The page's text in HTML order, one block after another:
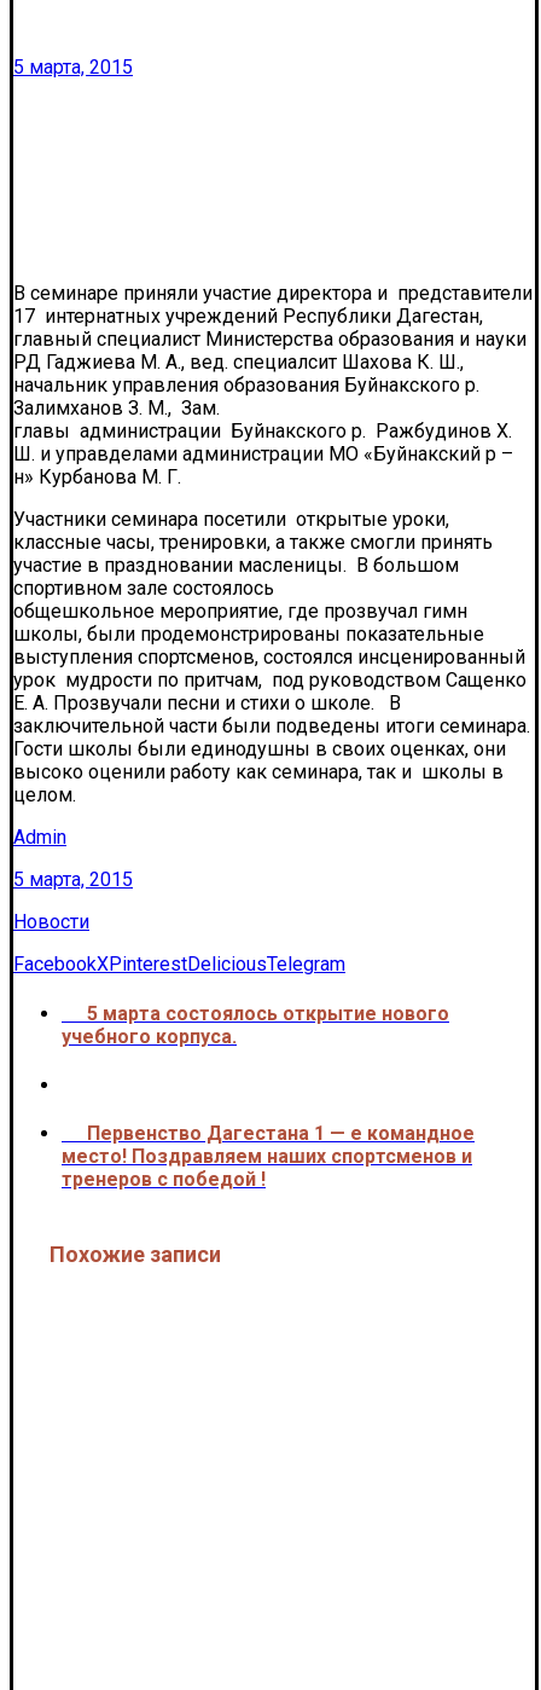
5 марта, 2015
В семинаре приняли участие директора и представители
17 интернатных учреждений Республики Дагестан,
главный специалист Министерства образования и науки
РД Гаджиева М. А., вед. специалсит Шахова К. Ш.,
начальник управления образования Буйнакского р.
Залимханов З. М., Зам.
главы администрации Буйнакского р. Ражбудинов Х.
Ш. и управделами администрации МО «Буйнакский р –
н» Курбанова М. Г.
Участники семинара посетили открытые уроки,
классные часы, тренировки, а также смогли принять
участие в праздновании масленицы. В большом
спортивном зале состоялось
общешкольное мероприятие, где прозвучал гимн
школы, были продемонстрированы показательные
выступления спортсменов, состоялся инсценированный
урок мудрости по притчам, под руководством Сащенко
Е. А. Прозвучали песни и стихи о школе. В
заключительной части были подведены итоги семинара.
Гости школы были единодушны в своих оценках, они
высоко оценили работу как семинара, так и школы в
целом.
Admin
5 марта, 2015
Новости
FacebookXPinterestDeliciousTelegram
5 марта состоялось открытие нового
учебного корпуса.
Первенство Дагестана 1 — е командное
место! Поздравляем наших спортсменов и
тренеров с победой !
Похожие записи